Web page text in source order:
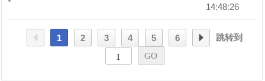
14:48:26
1 2 3 4 5 6 跳转到